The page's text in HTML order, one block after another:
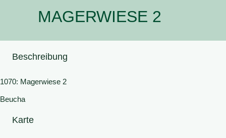
MAGERWIESE 2
Beschreibung
1070: Magerwiese 2
Beucha
Karte